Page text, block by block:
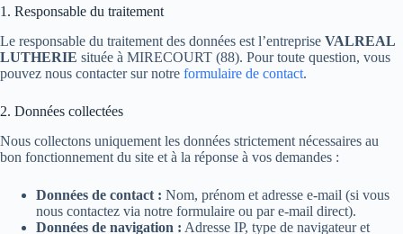
1. Responsable du traitement
Le responsable du traitement des données est l’entreprise VALREAL
LUTHERIE située à MIRECOURT (88). Pour toute question, vous
pouvez nous contacter sur notre formulaire de contact.
2. Données collectées
Nous collectons uniquement les données strictement nécessaires au
bon fonctionnement du site et à la réponse à vos demandes :
Données de contact : Nom, prénom et adresse e-mail (si vous
nous contactez via notre formulaire ou par e-mail direct).
Données de navigation : Adresse IP, type de navigateur et